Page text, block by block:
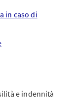
in caso di
e indennità